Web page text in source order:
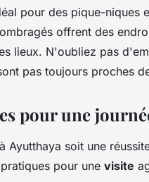
pour des pique-niques
offrent des
lieux. N'oubliez pas
pas toujours proches
pour une
à Ayutthaya soit une
pratiques pour une visite